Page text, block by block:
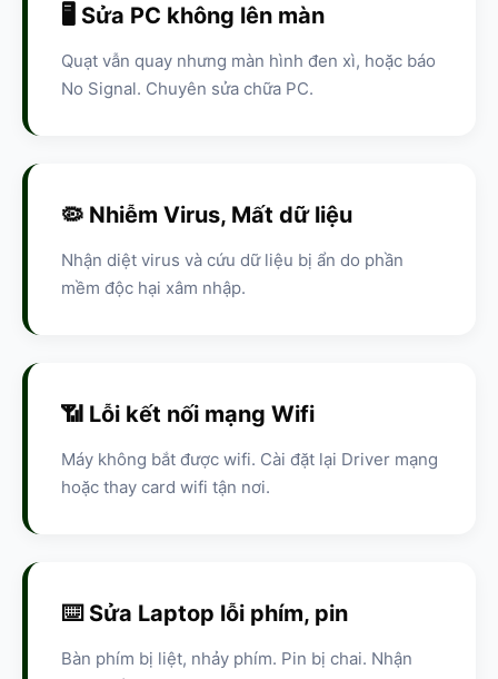
🖥️ Sửa PC không lên màn
Quạt vẫn quay nhưng màn hình đen xì, hoặc báo
No Signal. Chuyên sửa chữa PC.
🦠 Nhiễm Virus, Mất dữ liệu
Nhận diệt virus và cứu dữ liệu bị ẩn do phần
mềm độc hại xâm nhập.
📶 Lỗi kết nối mạng Wifi
Máy không bắt được wifi. Cài đặt lại Driver mạng
hoặc thay card wifi tận nơi.
⌨️ Sửa Laptop lỗi phím, pin
Bàn phím bị liệt, nhảy phím. Pin bị chai. Nhận